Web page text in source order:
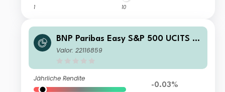
1 10
BNP Paribas Easy S&P 500 UCITS E
TF EUR C
Valor: 22116859
Jährliche Rendite
-0.03%